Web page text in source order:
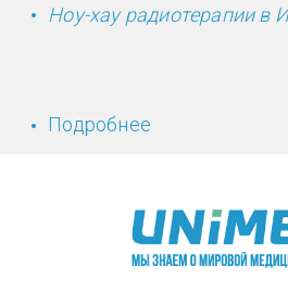
Ноу-хау радиотерапии в
Подробнее